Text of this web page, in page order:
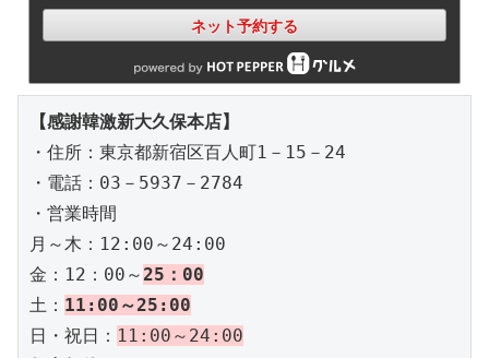
ネット予約する
【感謝韓激新大久保本店】
・住所：東京都新宿区百人町1－15－24
・電話：03－5937－2784
・営業時間
月～木：12:00～24:00
金：12：00～ 25：00
土： 11:00～25:00
日・祝日： 11:00～24:00